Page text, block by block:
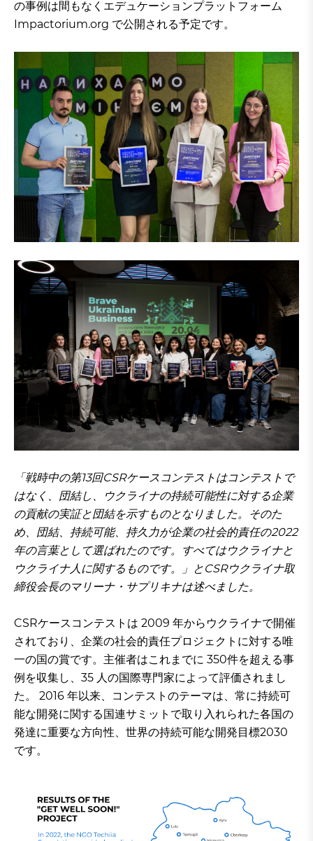
の事例は間もなくエデュケーションプラットフォーム
Impactorium.org で公開される予定です。
「戦時中の第13回CSRケースコンテストはコンテストで
はなく、団結し、ウクライナの持続可能性に対する企業
の貢献の実証と団結を示すものとなりました。そのた
め、団結、持続可能、持久力が企業の社会的責任の2022
年の言葉として選ばれたのです。すべてはウクライナと
ウクライナ人に関するものです。」とCSRウクライナ取
締役会長のマリーナ・サプリキナは述べました。
CSRケースコンテストは 2009 年からウクライナで開催
されており、企業の社会的責任プロジェクトに対する唯
一の国の賞です。主催者はこれまでに 350件を超える事
例を収集し、35 人の国際専門家によって評価されまし
た。 2016 年以来、コンテストのテーマは、常に持続可
能な開発に関する国連サミットで取り入れられた各国の
発達に重要な方向性、世界の持続可能な開発目標2030
です。